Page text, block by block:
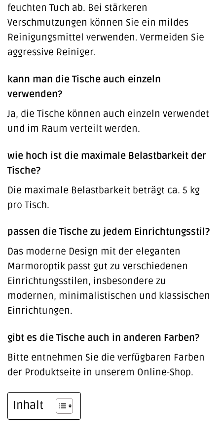
feuchten Tuch ab. Bei stärkeren
Verschmutzungen können Sie ein mildes
Reinigungsmittel verwenden. Vermeiden Sie
aggressive Reiniger.
kann man die Tische auch einzeln
verwenden?
Ja, die Tische können auch einzeln verwendet
und im Raum verteilt werden.
wie hoch ist die maximale Belastbarkeit der
Tische?
Die maximale Belastbarkeit beträgt ca. 5 kg
pro Tisch.
passen die Tische zu jedem Einrichtungsstil?
Das moderne Design mit der eleganten
Marmoroptik passt gut zu verschiedenen
Einrichtungsstilen, insbesondere zu
modernen, minimalistischen und klassischen
Einrichtungen.
gibt es die Tische auch in anderen Farben?
Bitte entnehmen Sie die verfügbaren Farben
der Produktseite in unserem Online-Shop.
Inhalt